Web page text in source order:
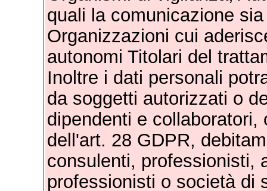
quali la comunicazione
Organizzazioni cui
autonomi Titolari del
Inoltre i dati personali
da soggetti autorizzati o
dipendenti e
dell'art. 28 GDPR,
consulenti, professionisti,
professionisti o società di